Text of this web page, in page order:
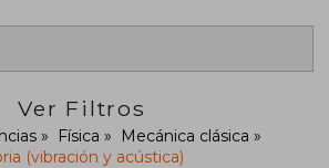
Ver Filtros
Física
Mecánica clásica
(vibración y acústica)